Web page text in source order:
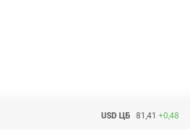
USD ЦБ 81,41 +0,48